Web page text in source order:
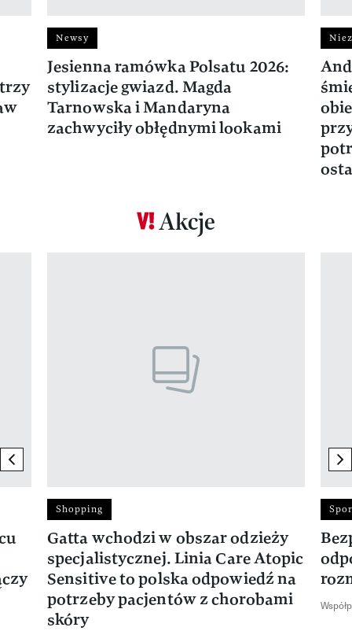
Newsy
Jesienna ramówka Polsatu 2026:
stylizacje gwiazd. Magda
Tarnowska i Mandaryna
zachwyciły obłędnymi lookami
Akcje
previous element
Shopping
Gatta wchodzi w obszar odzieży
specjalistycznej. Linia Care Atopic
Sensitive to polska odpowiedź na
potrzeby pacjentów z chorobami
skóry